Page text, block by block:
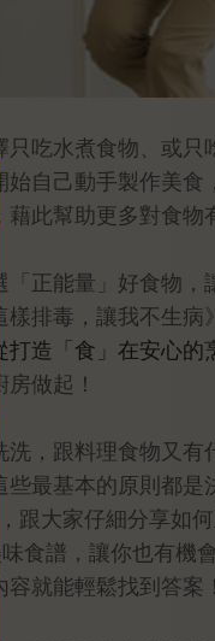
吃水煮食物、或只
自己動手製作美食
此幫助更多對食物
正能量」好食物，
排毒，讓我不生病
造「食」在安心的
做起！
，跟料理食物又有
最基本的原則都是
大家仔細分享如
食譜，讓你也有機
就能輕鬆找到答案！